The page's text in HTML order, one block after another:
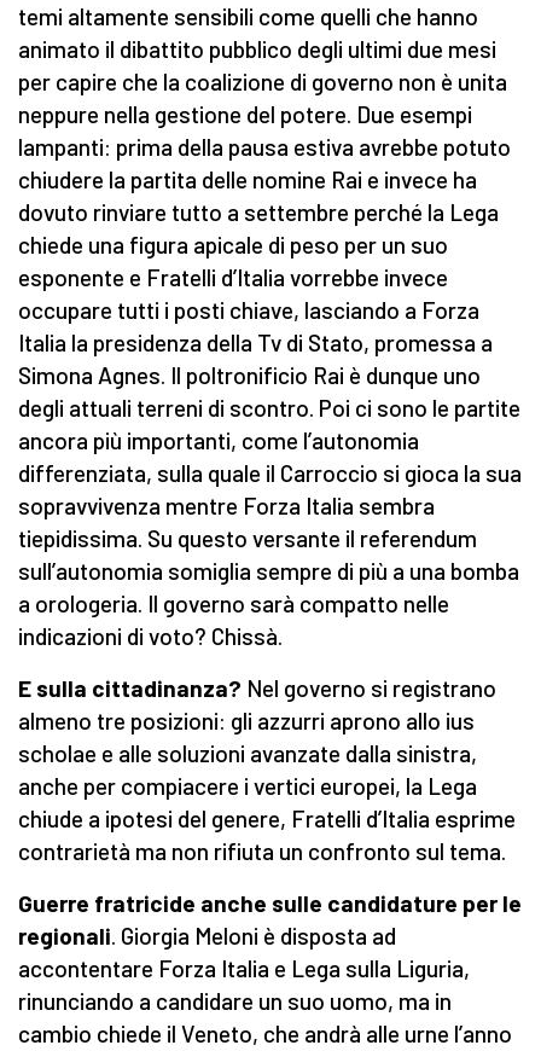
temi altamente sensibili come quelli che hanno
animato il dibattito pubblico degli ultimi due mesi
per capire che la coalizione di governo non è unita
neppure nella gestione del potere. Due esempi
lampanti: prima della pausa estiva avrebbe potuto
chiudere la partita delle nomine Rai e invece ha
dovuto rinviare tutto a settembre perché la Lega
chiede una figura apicale di peso per un suo
esponente e Fratelli d’Italia vorrebbe invece
occupare tutti i posti chiave, lasciando a Forza
Italia la presidenza della Tv di Stato, promessa a
Simona Agnes. Il poltronificio Rai è dunque uno
degli attuali terreni di scontro. Poi ci sono le partite
ancora più importanti, come l’autonomia
differenziata, sulla quale il Carroccio si gioca la sua
sopravvivenza mentre Forza Italia sembra
tiepidissima. Su questo versante il referendum
sull’autonomia somiglia sempre di più a una bomba
a orologeria. Il governo sarà compatto nelle
indicazioni di voto? Chissà.
E sulla cittadinanza? Nel governo si registrano
almeno tre posizioni: gli azzurri aprono allo ius
scholae e alle soluzioni avanzate dalla sinistra,
anche per compiacere i vertici europei, la Lega
chiude a ipotesi del genere, Fratelli d’Italia esprime
contrarietà ma non rifiuta un confronto sul tema.
Guerre fratricide anche sulle candidature per le
regionali. Giorgia Meloni è disposta ad
accontentare Forza Italia e Lega sulla Liguria,
rinunciando a candidare un suo uomo, ma in
cambio chiede il Veneto, che andrà alle urne l’anno